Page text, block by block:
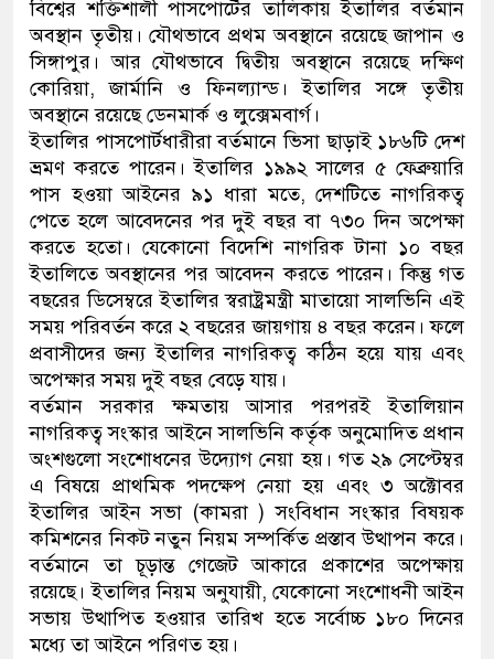
বিশ্বের শক্তিশালী পাসপোর্টের তালিকায় ইতালির বর্তমান
অবস্থান তৃতীয়। যৌথভাবে প্রথম অবস্থানে রয়েছে জাপান ও
সিঙ্গাপুর। আর যৌথভাবে দ্বিতীয় অবস্থানে রয়েছে দক্ষিণ
কোরিয়া, জার্মানি ও ফিনল্যান্ড। ইতালির সঙ্গে তৃতীয়
অবস্থানে রয়েছে ডেনমার্ক ও লুক্সেমবার্গ।
ইতালির পাসপোর্টধারীরা বর্তমানে ভিসা ছাড়াই ১৮৬টি দেশ
ভ্রমণ করতে পারেন। ইতালির ১৯৯২ সালের ৫ ফেব্রুয়ারি
পাস হওয়া আইনের ৯১ ধারা মতে, দেশটিতে নাগরিকত্ব
পেতে হলে আবেদনের পর দুই বছর বা ৭৩০ দিন অপেক্ষা
করতে হতো। যেকোনো বিদেশি নাগরিক টানা ১০ বছর
ইতালিতে অবস্থানের পর আবেদন করতে পারেন। কিন্তু গত
বছরের ডিসেম্বরে ইতালির স্বরাষ্ট্রমন্ত্রী মাতায়ো সালভিনি এই
সময় পরিবর্তন করে ২ বছরের জায়গায় ৪ বছর করেন। ফলে
প্রবাসীদের জন্য ইতালির নাগরিকত্ব কঠিন হয়ে যায় এবং
অপেক্ষার সময় দুই বছর বেড়ে যায়।
বর্তমান সরকার ক্ষমতায় আসার পরপরই ইতালিয়ান
নাগরিকত্ব সংস্কার আইনে সালভিনি কর্তৃক অনুমোদিত প্রধান
অংশগুলো সংশোধনের উদ্যোগ নেয়া হয়। গত ২৯ সেপ্টেম্বর
এ বিষয়ে প্রাথমিক পদক্ষেপ নেয়া হয় এবং ৩ অক্টোবর
ইতালির আইন সভা (কামরা ) সংবিধান সংস্কার বিষয়ক
কমিশনের নিকট নতুন নিয়ম সম্পর্কিত প্রস্তাব উত্থাপন করে।
বর্তমানে তা চূড়ান্ত গেজেট আকারে প্রকাশের অপেক্ষায়
রয়েছে। ইতালির নিয়ম অনুযায়ী, যেকোনো সংশোধনী আইন
সভায় উত্থাপিত হওয়ার তারিখ হতে সর্বোচ্চ ১৮০ দিনের
মধ্যে তা আইনে পরিণত হয়।